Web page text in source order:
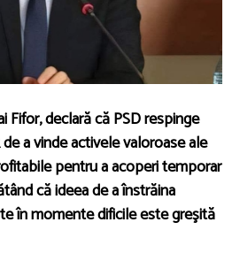
Fifor, declară că PSD respinge
a vinde activele valoroase ale
pentru a acoperi temporar
că ideea de a înstrăina
în momente dificile este greşită